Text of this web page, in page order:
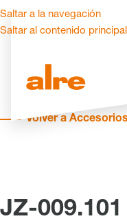
Saltar a la navegación
Saltar al contenido principal
Volver a
JZ-009.101